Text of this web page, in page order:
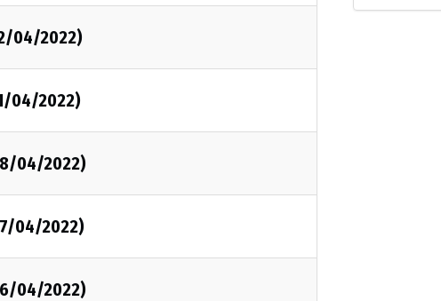
04/2022)
04/2022)
04/2022)
04/2022)
04/2022)